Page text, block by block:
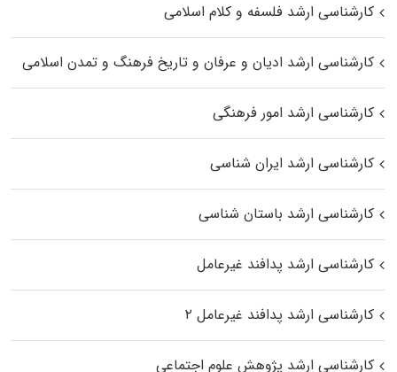
کارشناسی ارشد فلسفه و کلام اسلامی
کارشناسی ارشد ادیان و عرفان و تاریخ فرهنگ و تمدن اسلامی
کارشناسی ارشد امور فرهنگی
کارشناسی ارشد ایران شناسی
کارشناسی ارشد باستان شناسی
کارشناسی ارشد پدافند غیرعامل
کارشناسی ارشد پدافند غیرعامل ۲
کارشناسی ارشد پژوهش علوم اجتماعی